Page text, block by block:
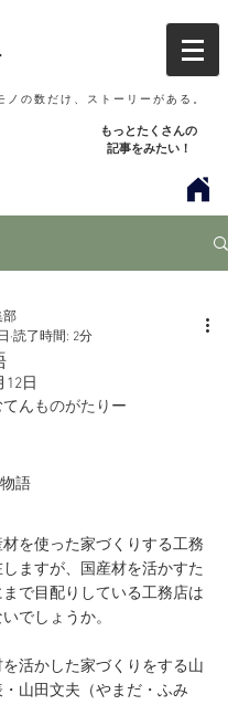
の数だけ、ストーリーがある。
もっとたくさん​の
記事をみたい！
語
部
読了時間: 2分
12日
んものがたり ー
を使った家づくりする工務
ますが、国産材を活かすた
で目配りしている工務店は
でしょうか。
活かした家づくりをする山
山田文夫（やまだ・ふみ